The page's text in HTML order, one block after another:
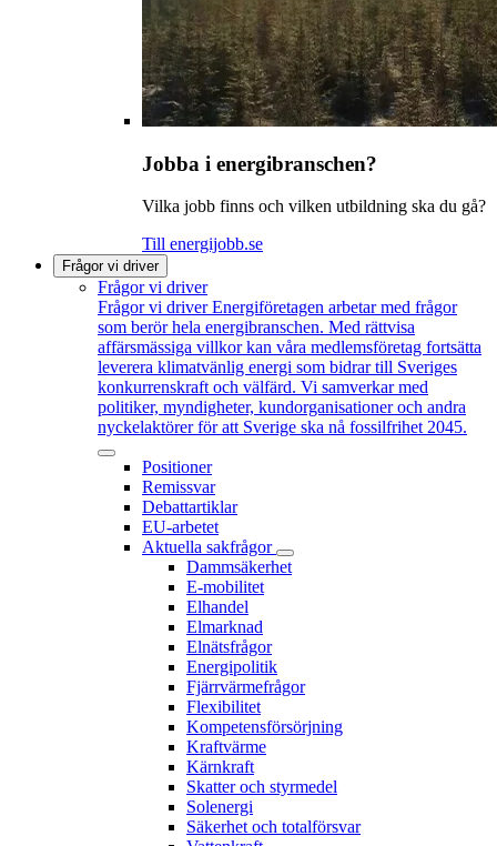
Jobba i energibranschen?
Vilka jobb finns och vilken utbildning ska du gå?
Till energijobb.se
Frågor vi driver
Frågor vi driver
Frågor vi driver Energiföretagen arbetar med frågor
som berör hela energibranschen. Med rättvisa
affärsmässiga villkor kan våra medlemsföretag fortsätta
leverera klimatvänlig energi som bidrar till Sveriges
konkurrenskraft och välfärd. Vi samverkar med
politiker, myndigheter, kundorganisationer och andra
nyckelaktörer för att Sverige ska nå fossilfrihet 2045.
Positioner
Remissvar
Debattartiklar
EU-arbetet
Aktuella sakfrågor
Dammsäkerhet
E-mobilitet
Elhandel
Elmarknad
Elnätsfrågor
Energipolitik
Fjärrvärmefrågor
Flexibilitet
Kompetensförsörjning
Kraftvärme
Kärnkraft
Skatter och styrmedel
Solenergi
Säkerhet och totalförsvar